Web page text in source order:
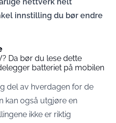
innstilling du bør endre
Da bør du lese dette
batteriet på mobilen
del av hverdagen for de
kan også utgjøre en
ikke er riktig